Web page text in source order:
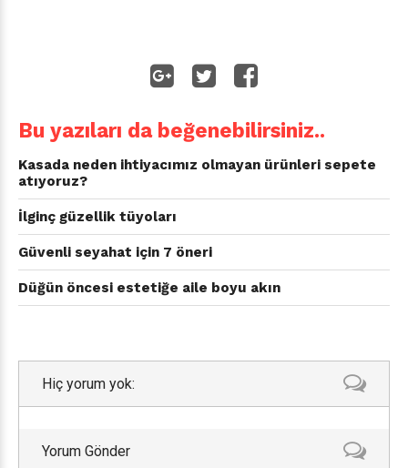
Bu yazıları da beğenebilirsiniz..
Kasada neden ihtiyacımız olmayan ürünleri sepete
atıyoruz?
İlginç güzellik tüyoları
Güvenli seyahat için 7 öneri
Düğün öncesi estetiğe aile boyu akın
Hiç yorum yok:
Yorum Gönder